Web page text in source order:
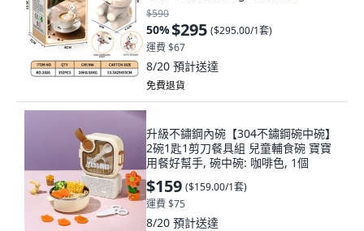
$590
50%$295 ($295.00/1套)
運費 $67
8/20 預計送達
免費退貨
升級不鏽鋼內碗【304不鏽鋼碗中碗】
2碗1匙1剪刀餐具組 兒童輔食碗 寶寶
用餐好幫手, 碗中碗: 咖啡色, 1個
$159 ($159.00/1套)
運費 $75
8/20 預計送達